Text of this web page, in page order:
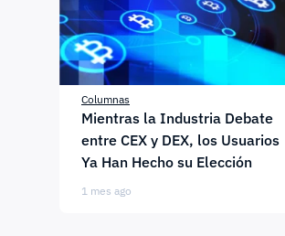
Columnas
Mientras la Industria Debate
entre CEX y DEX, los Usuarios
Ya Han Hecho su Elección
1 mes ago